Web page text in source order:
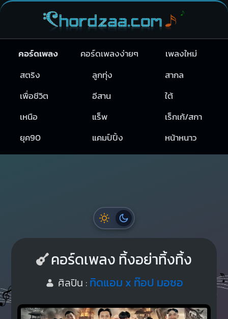
คอร์ดเพลง คอร์ดเพลงง่ายๆ
เพลงใหม่
สตริง
ลูกทุ่ง
สากล
เพื่อชีวิต
อีสาน
ใต้
เหนือ
แร็พ
เร็กเก้/สกา
ยุค90
แคมป์ปิ้ง หน้าหนาว
คอร์ดเพลง ทิ้งอย่าทิ้งทิ้ง
ศิลปิน : ทิดแอม x ท๊อป มอซอ